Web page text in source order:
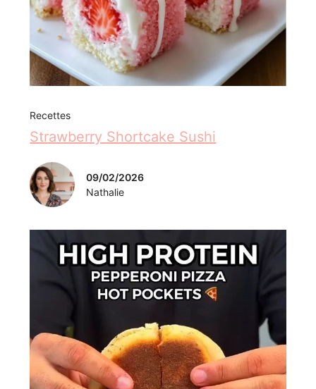
Recettes
Strawberry Shortcake Sushi
09/02/2026
Nathalie